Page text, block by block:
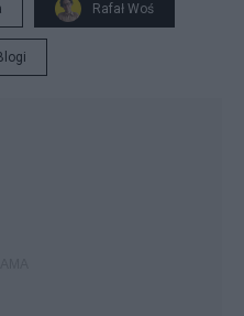
Rafał Woś